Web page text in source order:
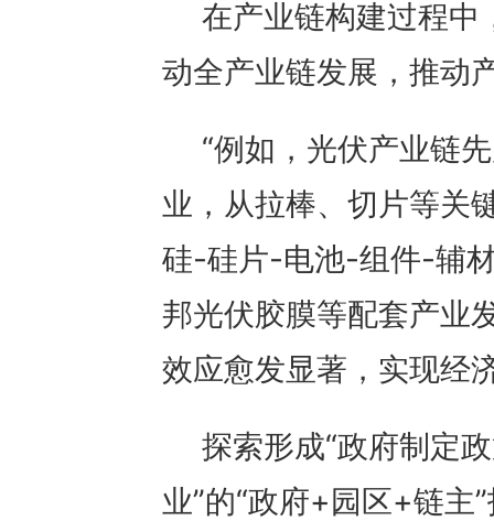
在产业链构建过程中
动全产业链发展，推动
“例如，光伏产业链
业，从拉棒、切片等关
硅-硅片-电池-组件-辅
邦光伏胶膜等配套产业
效应愈发显著，实现经
探索形成“政府制定
业”的“政府+园区+链主